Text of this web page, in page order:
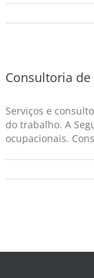
Consultoria
Serviços e
do trabalho. A
ocupacionais.